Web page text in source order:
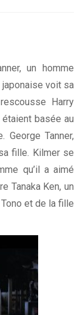
un homme
japonaise voit sa
Harry
étaient basée au
George Tanner,
fille. Kilmer se
qu’il a aimé
Tanaka Ken, un
et de la fille